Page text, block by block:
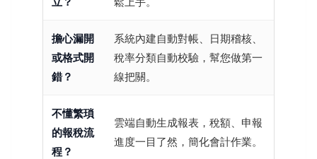
擔心漏開
或格式開
錯？
系統內建自動對帳、日期稽核、
稅率分類自動校驗，幫您做第一
線把關。
不懂繁瑣
的報稅流
程？
雲端自動生成報表，稅額、申報
進度一目了然，簡化會計作業。